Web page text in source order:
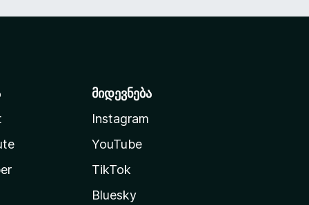
მიდევნება
Instagram
YouTube
TikTok
Bluesky